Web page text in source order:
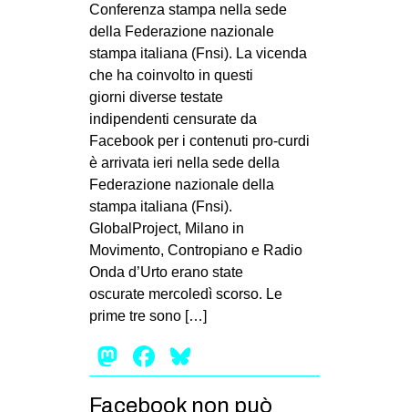
Conferenza stampa nella sede
della Federazione nazionale
stampa italiana (Fnsi). La vicenda
che ha coinvolto in questi
giorni diverse testate
indipendenti censurate da
Facebook per i contenuti pro-curdi
è arrivata ieri nella sede della
Federazione nazionale della
stampa italiana (Fnsi).
GlobalProject, Milano in
Movimento, Contropiano e Radio
Onda d’Urto erano state
oscurate mercoledì scorso. Le
prime tre sono […]
Mastodon
Facebook
Facebook non può